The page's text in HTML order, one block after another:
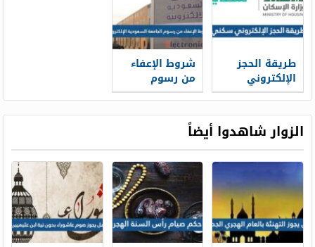
طريقة الحجز
الإلكتروني
سكني 1448
شروط الإعفاء
من رسوم
الجامعة
الإلكترونية 1448الزوار شاهدوا أيضاً